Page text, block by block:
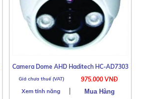
Camera Dome AHD Haditech HC-AD7303
975.000 VNĐ
Xem tính năng